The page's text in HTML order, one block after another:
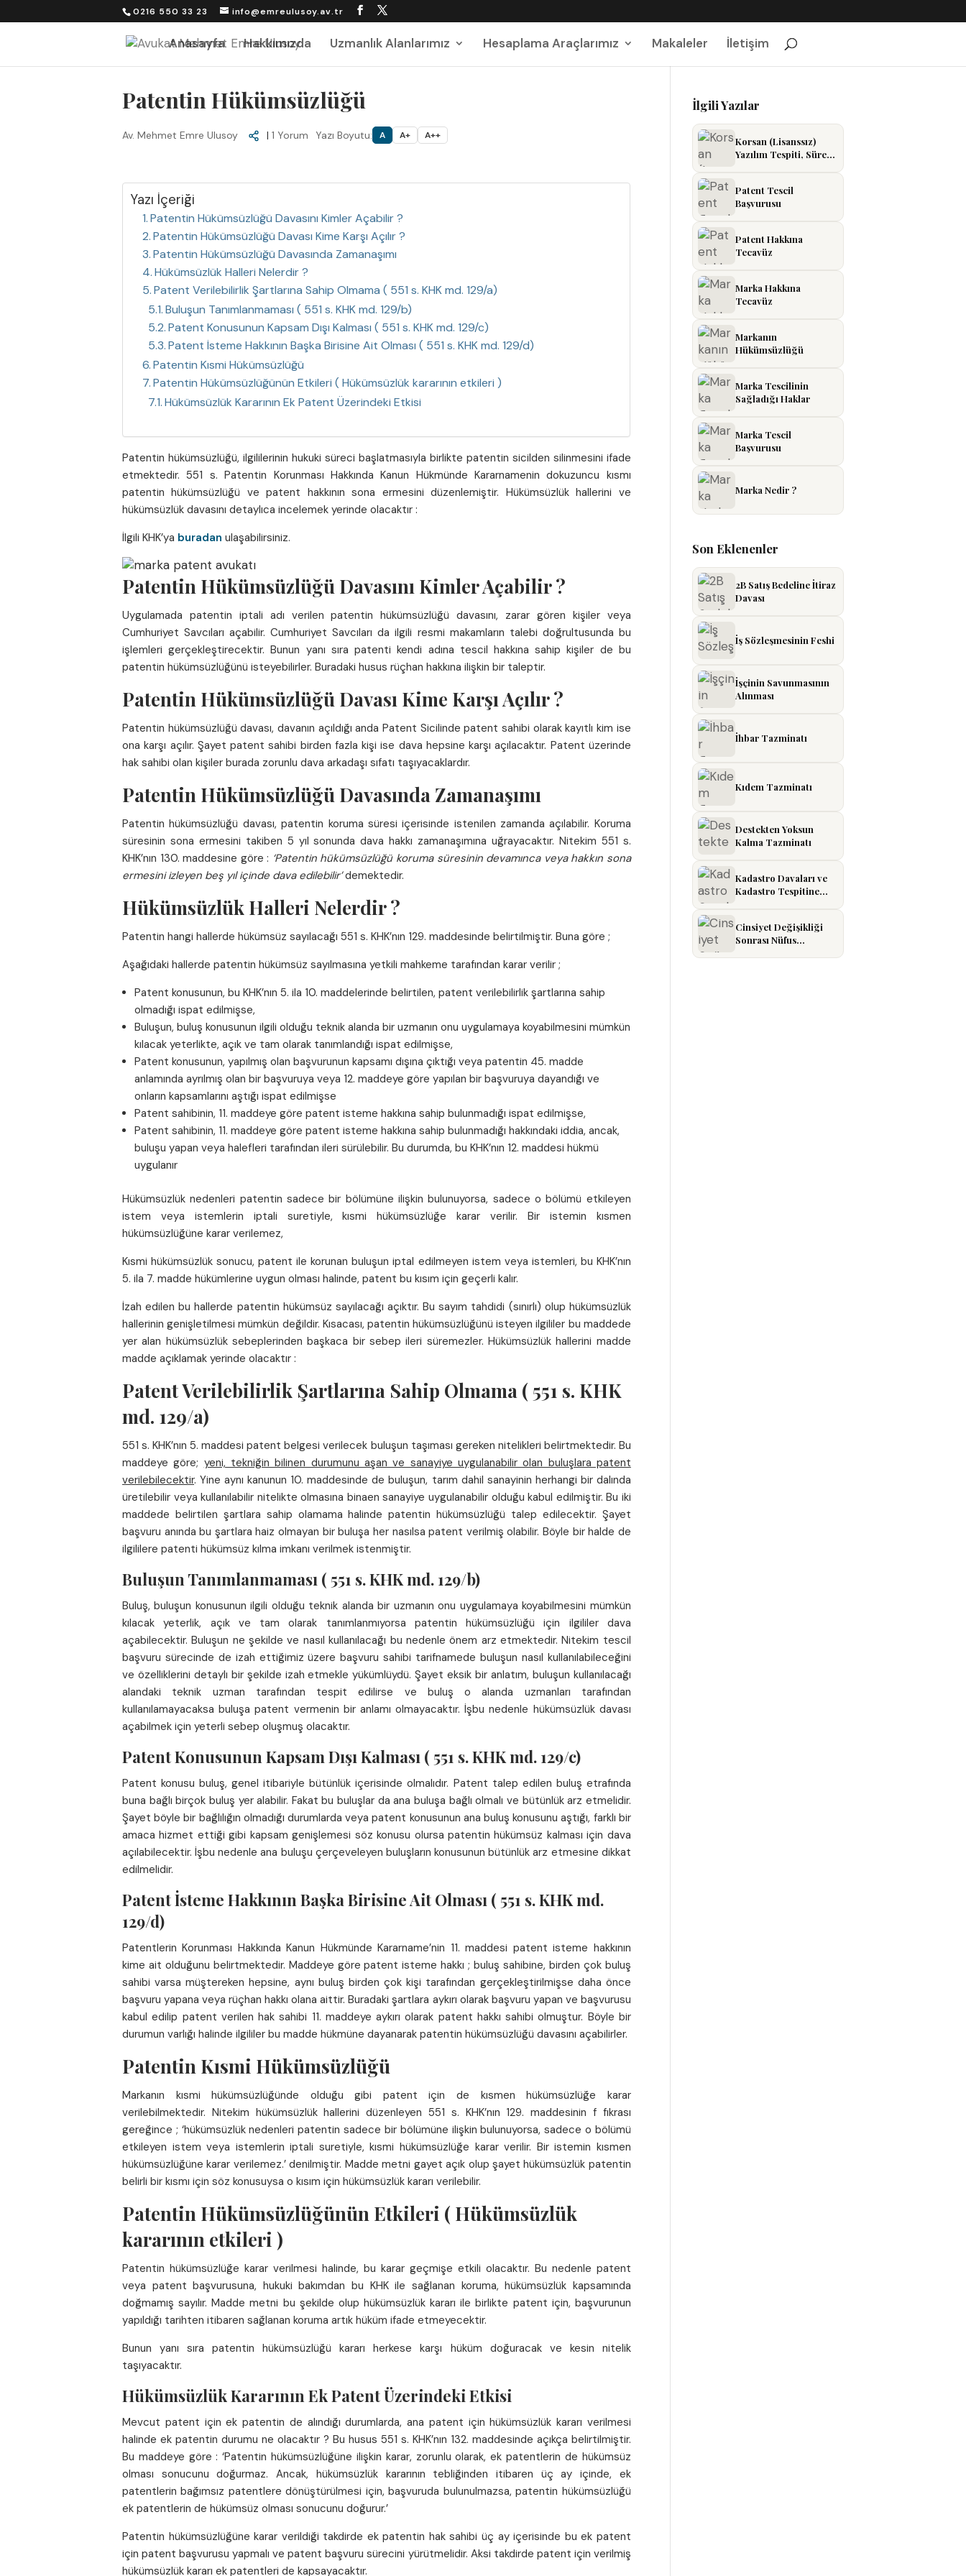
0216 550 33 23 info@emreulusoy.av.tr
Anasayfa Hakkımızda Uzmanlık Alanlarımız Hesaplama Araçlarımız Makaleler İletişim
Patentin Hükümsüzlüğü
Av. Mehmet Emre Ulusoy | 1 Yorum Yazı Boyutu: A A+ A++
Yazı İçeriği
Patentin Hükümsüzlüğü Davasını Kimler Açabilir ?
Patentin Hükümsüzlüğü Davası Kime Karşı Açılır ?
Patentin Hükümsüzlüğü Davasında Zamanaşımı
Hükümsüzlük Halleri Nelerdir ?
Patent Verilebilirlik Şartlarına Sahip Olmama ( 551 s. KHK md. 129/a)
Buluşun Tanımlanmaması ( 551 s. KHK md. 129/b)
Patent Konusunun Kapsam Dışı Kalması ( 551 s. KHK md. 129/c)
Patent İsteme Hakkının Başka Birisine Ait Olması ( 551 s. KHK md. 129/d)
Patentin Kısmi Hükümsüzlüğü
Patentin Hükümsüzlüğünün Etkileri ( Hükümsüzlük kararının etkileri )
Hükümsüzlük Kararının Ek Patent Üzerindeki Etkisi
Patentin hükümsüzlüğü, ilgililerinin hukuki süreci başlatmasıyla birlikte patentin sicilden silinmesini ifade
etmektedir. 551 s. Patentin Korunması Hakkında Kanun Hükmünde Kararnamenin dokuzuncu kısmı
patentin hükümsüzlüğü ve patent hakkının sona ermesini düzenlemiştir. Hükümsüzlük hallerini ve
hükümsüzlük davasını detaylıca incelemek yerinde olacaktır :
İlgili KHK’ya buradan ulaşabilirsiniz.
Patentin Hükümsüzlüğü Davasını Kimler Açabilir ?
Uygulamada patentin iptali adı verilen patentin hükümsüzlüğü davasını, zarar gören kişiler veya
Cumhuriyet Savcıları açabilir. Cumhuriyet Savcıları da ilgili resmi makamların talebi doğrultusunda bu
işlemleri gerçekleştirecektir. Bunun yanı sıra patenti kendi adına tescil hakkına sahip kişiler de bu
patentin hükümsüzlüğünü isteyebilirler. Buradaki husus rüçhan hakkına ilişkin bir taleptir.
Patentin Hükümsüzlüğü Davası Kime Karşı Açılır ?
Patentin hükümsüzlüğü davası, davanın açıldığı anda Patent Sicilinde patent sahibi olarak kayıtlı kim ise
ona karşı açılır. Şayet patent sahibi birden fazla kişi ise dava hepsine karşı açılacaktır. Patent üzerinde
hak sahibi olan kişiler burada zorunlu dava arkadaşı sıfatı taşıyacaklardır.
Patentin Hükümsüzlüğü Davasında Zamanaşımı
Patentin hükümsüzlüğü davası, patentin koruma süresi içerisinde istenilen zamanda açılabilir. Koruma
süresinin sona ermesini takiben 5 yıl sonunda dava hakkı zamanaşımına uğrayacaktır. Nitekim 551 s.
KHK’nın 130. maddesine göre : ‘Patentin hükümsüzlüğü koruma süresinin devamınca veya hakkın sona
ermesini izleyen beş yıl içinde dava edilebilir’demektedir.
Hükümsüzlük Halleri Nelerdir ?
Patentin hangi hallerde hükümsüz sayılacağı 551 s. KHK’nın 129. maddesinde belirtilmiştir. Buna göre ;
Aşağıdaki hallerde patentin hükümsüz sayılmasına yetkili mahkeme tarafından karar verilir ;
Patent konusunun, bu KHK’nın 5. ila 10. maddelerinde belirtilen, patent verilebilirlik şartlarına sahip
olmadığı ispat edilmişse,
Buluşun, buluş konusunun ilgili olduğu teknik alanda bir uzmanın onu uygulamaya koyabilmesini mümkün
kılacak yeterlikte, açık ve tam olarak tanımlandığı ispat edilmişse,
Patent konusunun, yapılmış olan başvurunun kapsamı dışına çıktığı veya patentin 45. madde
anlamında ayrılmış olan bir başvuruya veya 12. maddeye göre yapılan bir başvuruya dayandığı ve
onların kapsamlarını aştığı ispat edilmişse
Patent sahibinin, 11. maddeye göre patent isteme hakkına sahip bulunmadığı ispat edilmişse,
Patent sahibinin, 11. maddeye göre patent isteme hakkına sahip bulunmadığı hakkındaki iddia, ancak,
buluşu yapan veya halefleri tarafından ileri sürülebilir. Bu durumda, bu KHK’nın 12. maddesi hükmü
uygulanır
Hükümsüzlük nedenleri patentin sadece bir bölümüne ilişkin bulunuyorsa, sadece o bölümü etkileyen
istem veya istemlerin iptali suretiyle, kısmi hükümsüzlüğe karar verilir. Bir istemin kısmen
hükümsüzlüğüne karar verilemez,
Kısmi hükümsüzlük sonucu, patent ile korunan buluşun iptal edilmeyen istem veya istemleri, bu KHK’nın
5. ila 7. madde hükümlerine uygun olması halinde, patent bu kısım için geçerli kalır.
İzah edilen bu hallerde patentin hükümsüz sayılacağı açıktır. Bu sayım tahdidi (sınırlı) olup hükümsüzlük
hallerinin genişletilmesi mümkün değildir. Kısacası, patentin hükümsüzlüğünü isteyen ilgililer bu maddede
yer alan hükümsüzlük sebeplerinden başkaca bir sebep ileri süremezler. Hükümsüzlük hallerini madde
madde açıklamak yerinde olacaktır :
Patent Verilebilirlik Şartlarına Sahip Olmama ( 551 s. KHK
md. 129/a)
551 s. KHK’nın 5. maddesi patent belgesi verilecek buluşun taşıması gereken nitelikleri belirtmektedir. Bu
maddeye göre; yeni, tekniğin bilinen durumunu aşan ve sanayiye uygulanabilir olan buluşlara patent
verilebilecektir. Yine aynı kanunun 10. maddesinde de buluşun, tarım dahil sanayinin herhangi bir dalında
üretilebilir veya kullanılabilir nitelikte olmasına binaen sanayiye uygulanabilir olduğu kabul edilmiştir. Bu iki
maddede belirtilen şartlara sahip olamama halinde patentin hükümsüzlüğü talep edilecektir. Şayet
başvuru anında bu şartlara haiz olmayan bir buluşa her nasılsa patent verilmiş olabilir. Böyle bir halde de
ilgililere patenti hükümsüz kılma imkanı verilmek istenmiştir.
Buluşun Tanımlanmaması ( 551 s. KHK md. 129/b)
Buluş, buluşun konusunun ilgili olduğu teknik alanda bir uzmanın onu uygulamaya koyabilmesini mümkün
kılacak yeterlik, açık ve tam olarak tanımlanmıyorsa patentin hükümsüzlüğü için ilgililer dava
açabilecektir. Buluşun ne şekilde ve nasıl kullanılacağı bu nedenle önem arz etmektedir. Nitekim tescil
başvuru sürecinde de izah ettiğimiz üzere başvuru sahibi tarifnamede buluşun nasıl kullanılabileceğini
ve özelliklerini detaylı bir şekilde izah etmekle yükümlüydü. Şayet eksik bir anlatım, buluşun kullanılacağı
alandaki teknik uzman tarafından tespit edilirse ve buluş o alanda uzmanları tarafından
kullanılamayacaksa buluşa patent vermenin bir anlamı olmayacaktır. İşbu nedenle hükümsüzlük davası
açabilmek için yeterli sebep oluşmuş olacaktır.
Patent Konusunun Kapsam Dışı Kalması ( 551 s. KHK md. 129/c)
Patent konusu buluş, genel itibariyle bütünlük içerisinde olmalıdır. Patent talep edilen buluş etrafında
buna bağlı birçok buluş yer alabilir. Fakat bu buluşlar da ana buluşa bağlı olmalı ve bütünlük arz etmelidir.
Şayet böyle bir bağlılığın olmadığı durumlarda veya patent konusunun ana buluş konusunu aştığı, farklı bir
amaca hizmet ettiği gibi kapsam genişlemesi söz konusu olursa patentin hükümsüz kalması için dava
açılabilecektir. İşbu nedenle ana buluşu çerçeveleyen buluşların konusunun bütünlük arz etmesine dikkat
edilmelidir.
Patent İsteme Hakkının Başka Birisine Ait Olması ( 551 s. KHK md.
129/d)
Patentlerin Korunması Hakkında Kanun Hükmünde Kararname’nin 11. maddesi patent isteme hakkının
kime ait olduğunu belirtmektedir. Maddeye göre patent isteme hakkı ; buluş sahibine, birden çok buluş
sahibi varsa müştereken hepsine, aynı buluş birden çok kişi tarafından gerçekleştirilmişse daha önce
başvuru yapana veya rüçhan hakkı olana aittir. Buradaki şartlara aykırı olarak başvuru yapan ve başvurusu
kabul edilip patent verilen hak sahibi 11. maddeye aykırı olarak patent hakkı sahibi olmuştur. Böyle bir
durumun varlığı halinde ilgililer bu madde hükmüne dayanarak patentin hükümsüzlüğü davasını açabilirler.
Patentin Kısmi Hükümsüzlüğü
Markanın kısmi hükümsüzlüğünde olduğu gibi patent için de kısmen hükümsüzlüğe karar
verilebilmektedir. Nitekim hükümsüzlük hallerini düzenleyen 551 s. KHK’nın 129. maddesinin f fıkrası
gereğince ; ‘hükümsüzlük nedenleri patentin sadece bir bölümüne ilişkin bulunuyorsa, sadece o bölümü
etkileyen istem veya istemlerin iptali suretiyle, kısmi hükümsüzlüğe karar verilir. Bir istemin kısmen
hükümsüzlüğüne karar verilemez.’ denilmiştir. Madde metni gayet açık olup şayet hükümsüzlük patentin
belirli bir kısmı için söz konusuysa o kısım için hükümsüzlük kararı verilebilir.
Patentin Hükümsüzlüğünün Etkileri ( Hükümsüzlük
kararının etkileri )
Patentin hükümsüzlüğe karar verilmesi halinde, bu karar geçmişe etkili olacaktır. Bu nedenle patent
veya patent başvurusuna, hukuki bakımdan bu KHK ile sağlanan koruma, hükümsüzlük kapsamında
doğmamış sayılır. Madde metni bu şekilde olup hükümsüzlük kararı ile birlikte patent için, başvurunun
yapıldığı tarihten itibaren sağlanan koruma artık hüküm ifade etmeyecektir.
Bunun yanı sıra patentin hükümsüzlüğü kararı herkese karşı hüküm doğuracak ve kesin nitelik
taşıyacaktır.
Hükümsüzlük Kararının Ek Patent Üzerindeki Etkisi
Mevcut patent için ek patentin de alındığı durumlarda, ana patent için hükümsüzlük kararı verilmesi
halinde ek patentin durumu ne olacaktır ? Bu husus 551 s. KHK’nın 132. maddesinde açıkça belirtilmiştir.
Bu maddeye göre : ‘Patentin hükümsüzlüğüne ilişkin karar, zorunlu olarak, ek patentlerin de hükümsüz
olması sonucunu doğurmaz. Ancak, hükümsüzlük kararının tebliğinden itibaren üç ay içinde, ek
patentlerin bağımsız patentlere dönüştürülmesi için, başvuruda bulunulmazsa, patentin hükümsüzlüğü
ek patentlerin de hükümsüz olması sonucunu doğurur.’
Patentin hükümsüzlüğüne karar verildiği takdirde ek patentin hak sahibi üç ay içerisinde bu ek patent
için patent başvurusu yapmalı ve patent başvuru sürecini yürütmelidir. Aksi takdirde patent için verilmiş
hükümsüzlük kararı ek patentleri de kapsayacaktır.
İlgili Yazılar
Korsan (Lisanssız)
Yazılım Tespiti, Süreç
Patent Tescil
Başvurusu
Patent Hakkına
Tecavüz
Marka Hakkına
Tecavüz
Markanın
Hükümsüzlüğü
Marka Tescilinin
Sağladığı Haklar
Marka Tescil
Başvurusu
Marka Nedir ?
Son Eklenenler
2B Satış Bedeline İtiraz
Davası
İş Sözleşmesinin Feshi
İşçinin Savunmasının
Alınması
İhbar Tazminatı
Kıdem Tazminatı
Destekten Yoksun
Kalma Tazminatı
Kadastro Davaları ve
Kadastro Tespitine
Cinsiyet Değişikliği
Sonrası Nüfus